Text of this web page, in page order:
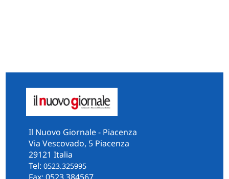
Il Nuovo Giornale - Piacenza
Via Vescovado, 5 Piacenza
29121 Italia
Tel: 0523.325995
Fax: 0523.384567